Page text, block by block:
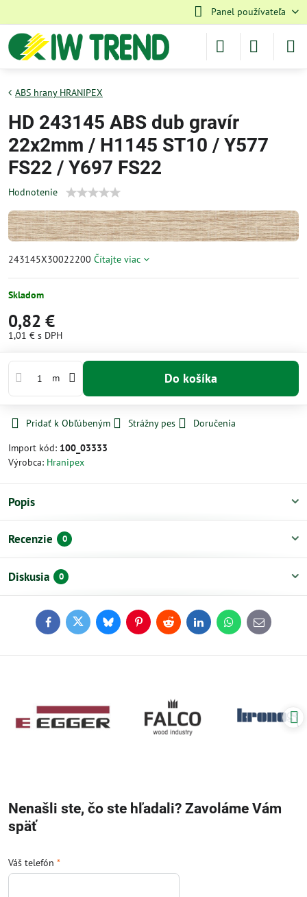
Panel používateľa
ABS hrany HRANIPEX
HD 243145 ABS dub gravír
22x2mm / H1145 ST10 / Y577
FS22 / Y697 FS22
Hodnotenie
243145X30022200 Čítajte viac
Skladom
0,82 €
1,01 € s DPH
m Do košíka
Pridať k Obľúbeným Strážny pes
Doručenia
Import kód: 100_03333
Výrobca: Hranipex
Popis
Recenzie 0
Diskusia 0
FacebookTwitterBlueskyPinterestReddit LinkedInWhatsApp
E-
mail
Nenašli ste, čo ste hľadali? Zavoláme Vám
späť
Váš telefón *